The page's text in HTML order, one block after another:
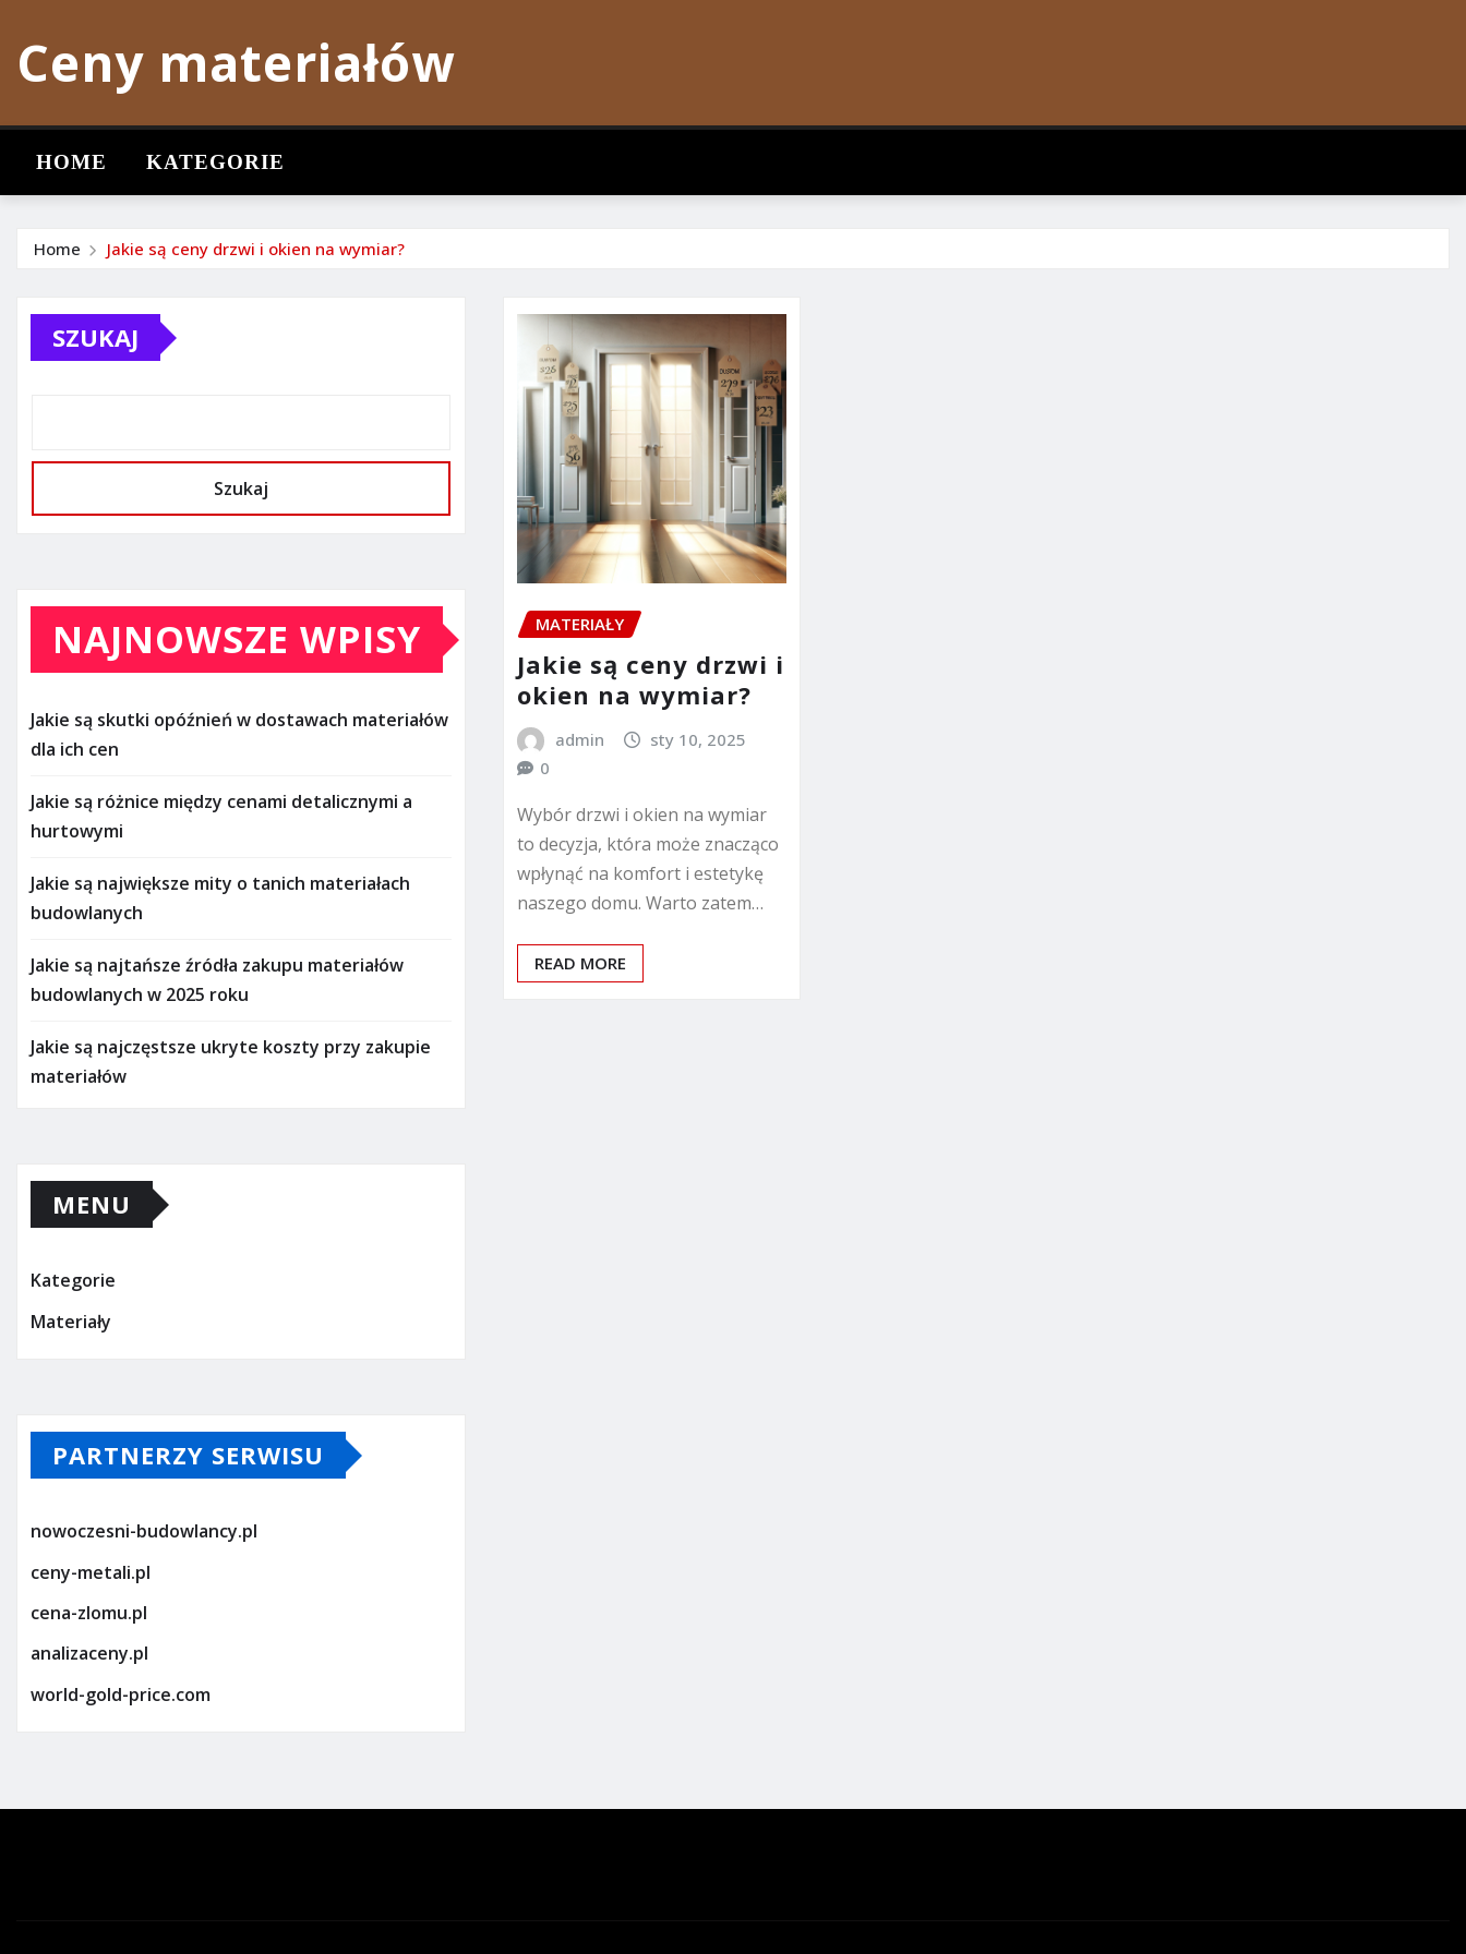
content
Ceny materiałów
HOME KATEGORIE
Home Jakie są ceny drzwi i okien na wymiar?
SZUKAJ
Szukaj
NAJNOWSZE WPISY
Jakie są skutki opóźnień w dostawach materiałów
dla ich cen
Jakie są różnice między cenami detalicznymi a
hurtowymi
Jakie są największe mity o tanich materiałach
budowlanych
Jakie są najtańsze źródła zakupu materiałów
budowlanych w 2025 roku
Jakie są najczęstsze ukryte koszty przy zakupie
materiałów
MENU
Kategorie
Materiały
PARTNERZY SERWISU
nowoczesni-budowlancy.pl
ceny-metali.pl
cena-zlomu.pl
analizaceny.pl
world-gold-price.com
MATERIAŁY
Jakie są ceny drzwi i
okien na wymiar?
admin
sty 10, 2025
0
Wybór drzwi i okien na wymiar
to decyzja, która może znacząco
wpłynąć na komfort i estetykę
naszego domu. Warto zatem…
READ MORE